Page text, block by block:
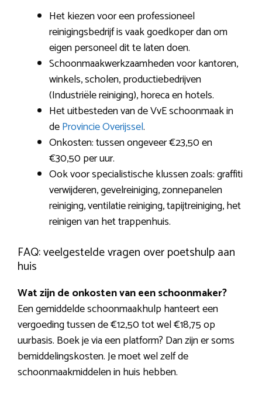
Het kiezen voor een professioneel
reinigingsbedrijf is vaak goedkoper dan om
eigen personeel dit te laten doen.
Schoonmaakwerkzaamheden voor kantoren,
winkels, scholen, productiebedrijven
(Industriële reiniging), horeca en hotels.
Het uitbesteden van de VvE schoonmaak in
deProvincie Overijssel.
Onkosten: tussen ongeveer €23,50 en
€30,50 per uur.
Ook voor specialistische klussen zoals: graffiti
verwijderen, gevelreiniging, zonnepanelen
reiniging, ventilatie reiniging, tapijtreiniging, het
reinigen van het trappenhuis.
FAQ: veelgestelde vragen over poetshulp aan
huis
Wat zijn de onkosten van een schoonmaker?
Een gemiddelde schoonmaakhulp hanteert een
vergoeding tussen de €12,50 tot wel €18,75 op
uurbasis. Boek je via een platform? Dan zijn er soms
bemiddelingskosten. Je moet wel zelf de
schoonmaakmiddelen in huis hebben.